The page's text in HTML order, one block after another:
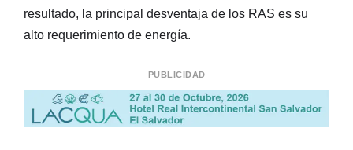
resultado, la principal desventaja de los RAS es su
alto requerimiento de energía.
PUBLICIDAD